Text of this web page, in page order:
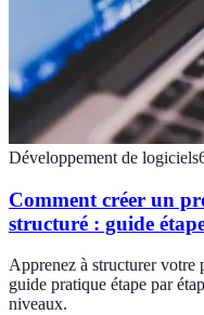
Développement de logiciels
Comment créer un
structuré : guide
Apprenez à structurer votre
guide pratique étape par
niveaux.